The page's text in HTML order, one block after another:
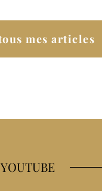
mes articles